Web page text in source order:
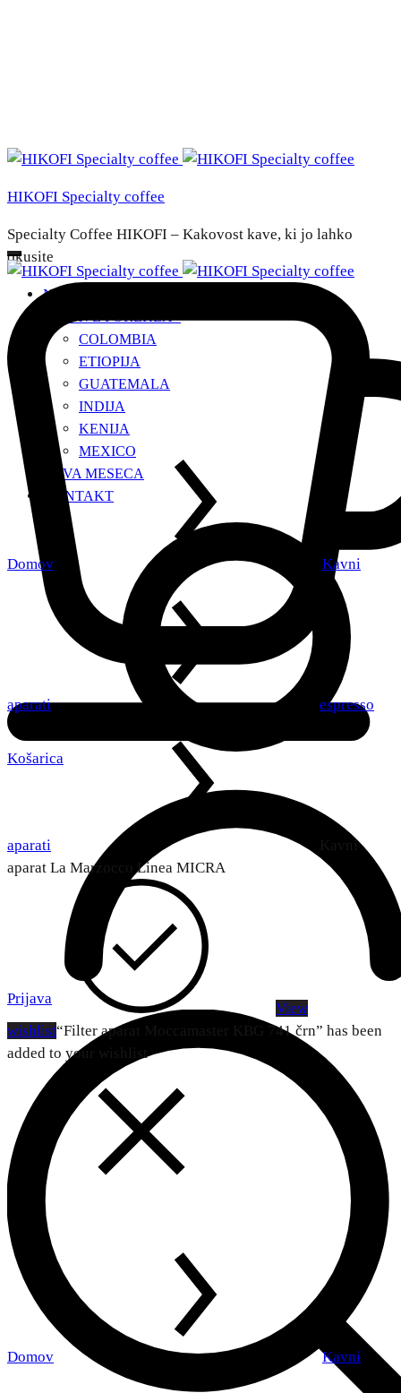
HIKOFI Specialty coffee
Specialty Coffee HIKOFI – Kakovost kave, ki jo lahko
okusite
NAŠE KAVE
DRŽAVE POREKLA+
COLOMBIA
ETIOPIJA
GUATEMALA
INDIJA
KENIJA
MEXICO
KAVA MESECA
KONTAKT
Prijava
Košarica
Domov Kavni
aparati espresso
aparati
Kavni
aparat La Marzocco Linea MICRA
View
wishlist“Filter aparat Moccamaster KBG 741 črn” has been
added to your wishlist
Domov Kavni